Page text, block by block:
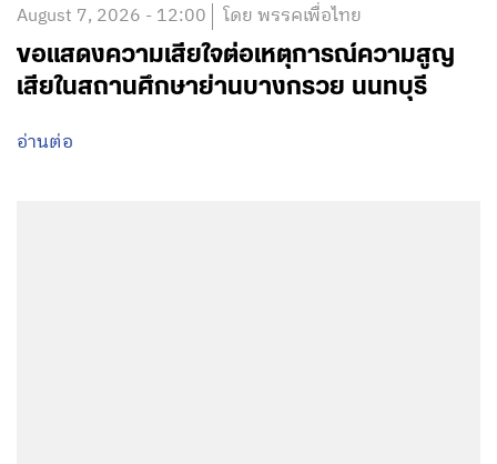
August 7, 2026 - 12:00 โดย พรรคเพื่อไทย
ขอแสดงความเสียใจต่อเหตุการณ์ความสูญ
เสียในสถานศึกษาย่านบางกรวย นนทบุรี
อ่านต่อ